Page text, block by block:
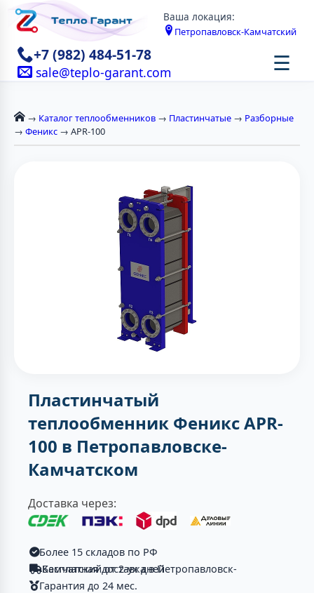
Ваша локация:
Петропавловск-Камчатский
+7 (982) 484-51-78
sale@teplo-garant.com ☰
→ Каталог теплообменников → Пластинчатые → Разборные
→ Феникс → APR-100
Пластинчатый
теплообменник Феникс APR-
100 в Петропавловске-
Камчатском
Доставка через:
Более 15 складов по РФ
Бесплатная доставка в Петропавловск-Камчатский от 2-ух дней
Гарантия до 24 мес.